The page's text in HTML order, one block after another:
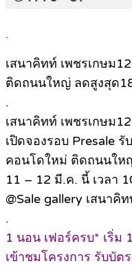
.
เสนาคิทท์ เพชรเกษม
ติดถนนใหญ่ ลดสูงสุด
.
เสนาคิทท์ เพชรเกษม
เปิดจองรอบ Presale
คอนโดใหม่ ติดถนนให
11 – 12 มี.ค. นี้ เวลา
@Sale gallery เสนาคิ
.
1 นอน เฟอร์ครบ* เริ่ม
เข้าชมโครงการ รับบัต